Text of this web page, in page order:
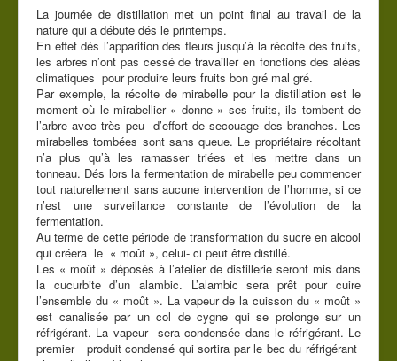
La journée de distillation met un point final au travail de la
nature qui a débute dés le printemps.
En effet dés l’apparition des fleurs jusqu’à la récolte des fruits,
les arbres n’ont pas cessé de travailler en fonctions des aléas
climatiques pour produire leurs fruits bon gré mal gré.
Par exemple, la récolte de mirabelle pour la distillation est le
moment où le mirabellier « donne » ses fruits, ils tombent de
l’arbre avec très peu d’effort de secouage des branches. Les
mirabelles tombées sont sans queue. Le propriétaire récoltant
n’a plus qu’à les ramasser triées et les mettre dans un
tonneau. Dés lors la fermentation de mirabelle peu commencer
tout naturellement sans aucune intervention de l’homme, si ce
n’est une surveillance constante de l’évolution de la
fermentation.
Au terme de cette période de transformation du sucre en alcool
qui créera le « moût », celui- ci peut être distillé.
Les « moût » déposés à l’atelier de distillerie seront mis dans
la cucurbite d’un alambic. L’alambic sera prêt pour cuire
l’ensemble du « moût ». La vapeur de la cuisson du « moût »
est canalisée par un col de cygne qui se prolonge sur un
réfrigérant. La vapeur sera condensée dans le réfrigérant. Le
premier produit condensé qui sortira par le bec du réfrigérant